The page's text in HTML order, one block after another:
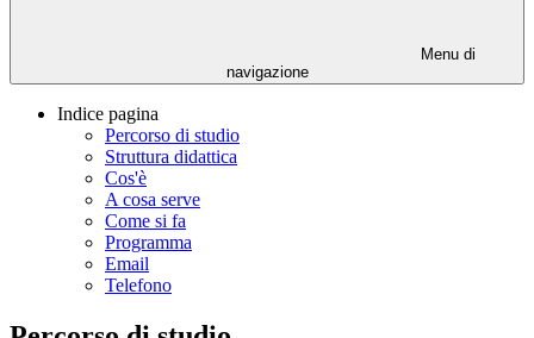
Menu di
navigazione
Indice pagina
Percorso di studio
Struttura didattica
Cos'è
A cosa serve
Come si fa
Programma
Email
Telefono